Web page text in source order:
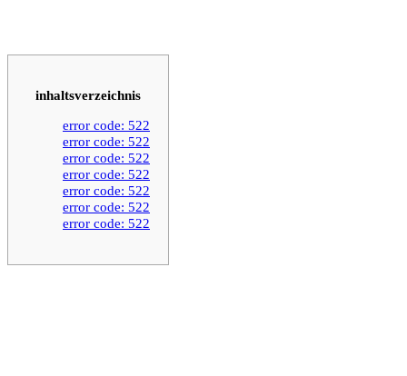
inhaltsverzeichnis
error code: 522
error code: 522
error code: 522
error code: 522
error code: 522
error code: 522
error code: 522